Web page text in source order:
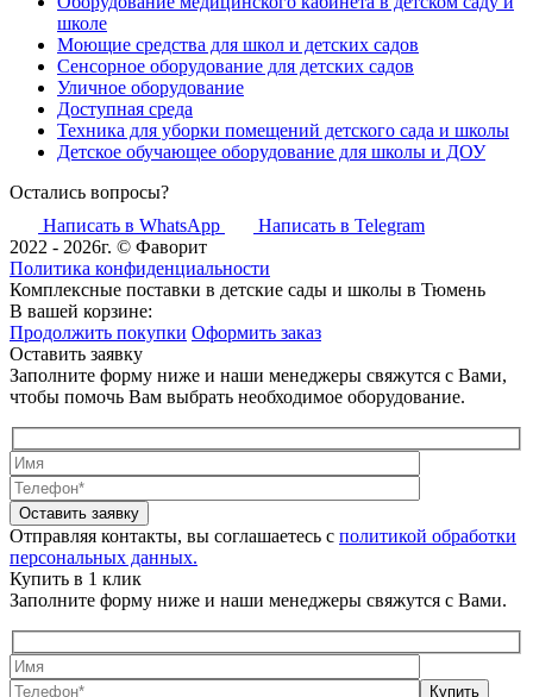
школе
Моющие средства для школ и детских садов
Сенсорное оборудование для детских садов
Уличное оборудование
Доступная среда
Техника для уборки помещений детского сада и школы
Детское обучающее оборудование для школы и ДОУ
Остались вопросы?
Написать в WhatsApp
Написать в Telegram
2022 - 2026г. © Фаворит
Политика конфиденциальности
Комплексные поставки в детские сады и школы в Тюмень
В вашей корзине:
Продолжить покупки Оформить заказ
Оставить заявку
Заполните форму ниже и наши менеджеры свяжутся с Вами,
чтобы помочь Вам выбрать необходимое оборудование.
Оставить заявку
Отправляя контакты, вы соглашаетесь с политикой обработки
персональных данных.
Купить в 1 клик
Заполните форму ниже и наши менеджеры свяжутся с Вами.
Купить